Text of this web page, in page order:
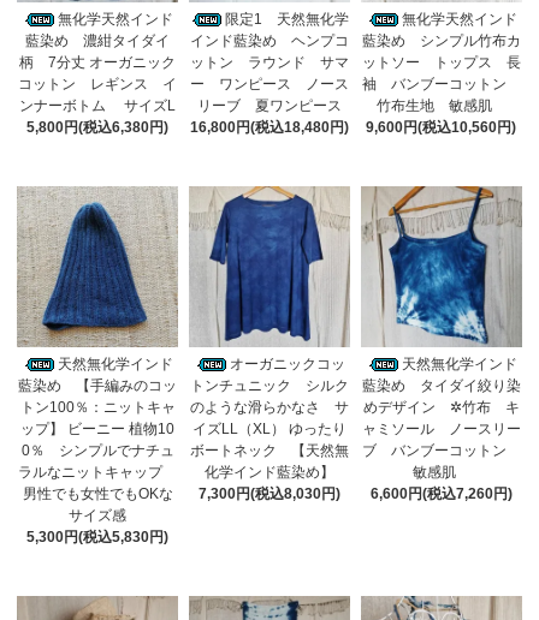
無化学天然インド
藍染め 濃紺タイダイ
柄 7分丈 オーガニック
コットン レギンス イ
ンナーボトム サイズL
5,800円(税込6,380円)
限定1 天然無化学
インド藍染め ヘンプコ
ットン ラウンド サマ
ー ワンピース ノース
リーブ 夏ワンピース
16,800円(税込18,480円)
無化学天然インド
藍染め シンプル竹布カ
ットソー トップス 長
袖 バンブーコットン
竹布生地 敏感肌
9,600円(税込10,560円)
天然無化学インド
藍染め 【手編みのコッ
トン100％：ニットキャ
ップ】 ビーニー 植物10
0％ シンプルでナチュ
ラルなニットキャップ
男性でも女性でもOKな
サイズ感
5,300円(税込5,830円)
オーガニックコッ
トンチュニック シルク
のような滑らかなさ サ
イズLL（XL） ゆったり
ボートネック 【天然無
化学インド藍染め】
7,300円(税込8,030円)
天然無化学インド
藍染め タイダイ絞り染
めデザイン ✲竹布 キ
ャミソール ノースリー
ブ バンブーコットン
敏感肌
6,600円(税込7,260円)